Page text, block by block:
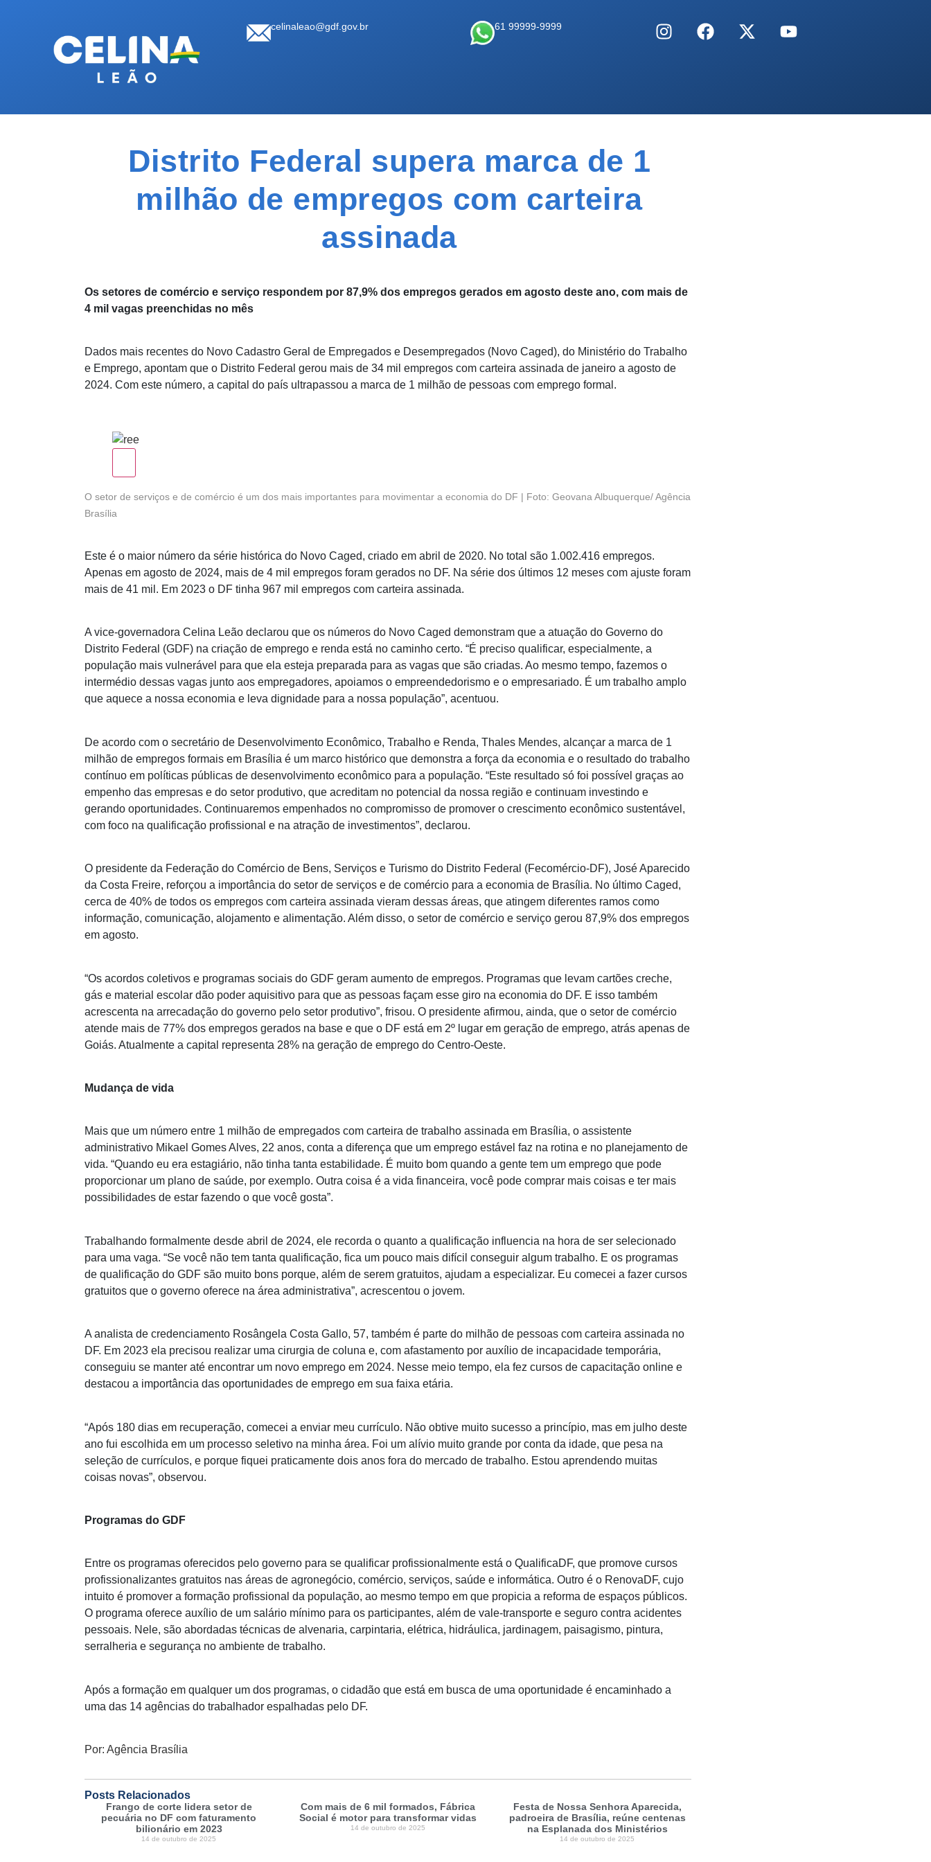
celinaleao@gdf.gov.br 61 99999-9999
Distrito Federal supera marca de 1
milhão de empregos com carteira
assinada
Os setores de comércio e serviço respondem por 87,9% dos empregos gerados em agosto deste ano, com mais de
4 mil vagas preenchidas no mês
Dados mais recentes do Novo Cadastro Geral de Empregados e Desempregados (Novo Caged), do Ministério do Trabalho
e Emprego, apontam que o Distrito Federal gerou mais de 34 mil empregos com carteira assinada de janeiro a agosto de
2024. Com este número, a capital do país ultrapassou a marca de 1 milhão de pessoas com emprego formal.
O setor de serviços e de comércio é um dos mais importantes para movimentar a economia do DF | Foto: Geovana Albuquerque/ Agência
Brasília
Este é o maior número da série histórica do Novo Caged, criado em abril de 2020. No total são 1.002.416 empregos.
Apenas em agosto de 2024, mais de 4 mil empregos foram gerados no DF. Na série dos últimos 12 meses com ajuste foram
mais de 41 mil. Em 2023 o DF tinha 967 mil empregos com carteira assinada.
A vice-governadora Celina Leão declarou que os números do Novo Caged demonstram que a atuação do Governo do
Distrito Federal (GDF) na criação de emprego e renda está no caminho certo. “É preciso qualificar, especialmente, a
população mais vulnerável para que ela esteja preparada para as vagas que são criadas. Ao mesmo tempo, fazemos o
intermédio dessas vagas junto aos empregadores, apoiamos o empreendedorismo e o empresariado. É um trabalho amplo
que aquece a nossa economia e leva dignidade para a nossa população”, acentuou.
De acordo com o secretário de Desenvolvimento Econômico, Trabalho e Renda, Thales Mendes, alcançar a marca de 1
milhão de empregos formais em Brasília é um marco histórico que demonstra a força da economia e o resultado do trabalho
contínuo em políticas públicas de desenvolvimento econômico para a população. “Este resultado só foi possível graças ao
empenho das empresas e do setor produtivo, que acreditam no potencial da nossa região e continuam investindo e
gerando oportunidades. Continuaremos empenhados no compromisso de promover o crescimento econômico sustentável,
com foco na qualificação profissional e na atração de investimentos”, declarou.
O presidente da Federação do Comércio de Bens, Serviços e Turismo do Distrito Federal (Fecomércio-DF), José Aparecido
da Costa Freire, reforçou a importância do setor de serviços e de comércio para a economia de Brasília. No último Caged,
cerca de 40% de todos os empregos com carteira assinada vieram dessas áreas, que atingem diferentes ramos como
informação, comunicação, alojamento e alimentação. Além disso, o setor de comércio e serviço gerou 87,9% dos empregos
em agosto.
“Os acordos coletivos e programas sociais do GDF geram aumento de empregos. Programas que levam cartões creche,
gás e material escolar dão poder aquisitivo para que as pessoas façam esse giro na economia do DF. E isso também
acrescenta na arrecadação do governo pelo setor produtivo”, frisou. O presidente afirmou, ainda, que o setor de comércio
atende mais de 77% dos empregos gerados na base e que o DF está em 2º lugar em geração de emprego, atrás apenas de
Goiás. Atualmente a capital representa 28% na geração de emprego do Centro-Oeste.
Mudança de vida
Mais que um número entre 1 milhão de empregados com carteira de trabalho assinada em Brasília, o assistente
administrativo Mikael Gomes Alves, 22 anos, conta a diferença que um emprego estável faz na rotina e no planejamento de
vida. “Quando eu era estagiário, não tinha tanta estabilidade. É muito bom quando a gente tem um emprego que pode
proporcionar um plano de saúde, por exemplo. Outra coisa é a vida financeira, você pode comprar mais coisas e ter mais
possibilidades de estar fazendo o que você gosta”.
Trabalhando formalmente desde abril de 2024, ele recorda o quanto a qualificação influencia na hora de ser selecionado
para uma vaga. “Se você não tem tanta qualificação, fica um pouco mais difícil conseguir algum trabalho. E os programas
de qualificação do GDF são muito bons porque, além de serem gratuitos, ajudam a especializar. Eu comecei a fazer cursos
gratuitos que o governo oferece na área administrativa”, acrescentou o jovem.
A analista de credenciamento Rosângela Costa Gallo, 57, também é parte do milhão de pessoas com carteira assinada no
DF. Em 2023 ela precisou realizar uma cirurgia de coluna e, com afastamento por auxílio de incapacidade temporária,
conseguiu se manter até encontrar um novo emprego em 2024. Nesse meio tempo, ela fez cursos de capacitação online e
destacou a importância das oportunidades de emprego em sua faixa etária.
“Após 180 dias em recuperação, comecei a enviar meu currículo. Não obtive muito sucesso a princípio, mas em julho deste
ano fui escolhida em um processo seletivo na minha área. Foi um alívio muito grande por conta da idade, que pesa na
seleção de currículos, e porque fiquei praticamente dois anos fora do mercado de trabalho. Estou aprendendo muitas
coisas novas”, observou.
Programas do GDF
Entre os programas oferecidos pelo governo para se qualificar profissionalmente está o QualificaDF, que promove cursos
profissionalizantes gratuitos nas áreas de agronegócio, comércio, serviços, saúde e informática. Outro é o RenovaDF, cujo
intuito é promover a formação profissional da população, ao mesmo tempo em que propicia a reforma de espaços públicos.
O programa oferece auxílio de um salário mínimo para os participantes, além de vale-transporte e seguro contra acidentes
pessoais. Nele, são abordadas técnicas de alvenaria, carpintaria, elétrica, hidráulica, jardinagem, paisagismo, pintura,
serralheria e segurança no ambiente de trabalho.
Após a formação em qualquer um dos programas, o cidadão que está em busca de uma oportunidade é encaminhado a
uma das 14 agências do trabalhador espalhadas pelo DF.
Por: Agência Brasília
Posts Relacionados
Frango de corte lidera setor de
pecuária no DF com faturamento
bilionário em 2023
14 de outubro de 2025
Com mais de 6 mil formados, Fábrica
Social é motor para transformar vidas
14 de outubro de 2025
Festa de Nossa Senhora Aparecida,
padroeira de Brasília, reúne centenas
na Esplanada dos Ministérios
14 de outubro de 2025